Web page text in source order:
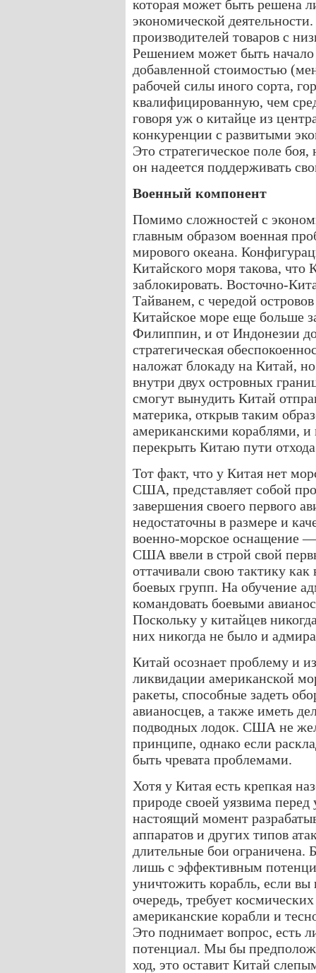
которая может быть решена
экономической
производителей товаров с
Решением может быть начало
добавленной стоимостью
рабочей силы иного сорта,
квалифицированную, чем
говоря уж о китайце из
конкуренции с развитыми
Это стратегическое поле
он надеется поддерживать
Военный компонент
Помимо сложностей с
главным образом военная
мирового океана.
Китайского моря такова, что
заблокировать. Восточно-
Тайванем, с чередой
Китайское море еще больше
Филиппин, и от Индонезии
стратегическая
наложат блокаду на Китай,
внутри двух островных
смогут вынудить Китай
материка, открыв таким
американскими кораблями,
перекрыть Китаю пути
Тот факт, что у Китая нет
США, представляет собой
завершения своего первого
недостаточны в размере и
военно-морское оснащение
США ввели в строй свой
оттачивали свою тактику
боевых групп. На обучение
командовать боевыми
Поскольку у китайцев
них никогда не было и
Китай осознает проблему и
ликвидации американской
ракеты, способные задеть
авианосцев, а также иметь
подводных лодок. США не
принципе, однако если
быть чревата проблемами.
Хотя у Китая есть крепкая
природе своей уязвима
настоящий момент
аппаратов и других типов
длительные бои ограничена.
лишь с эффективным
уничтожить корабль, если вы
очередь, требует
американские корабли и
Это поднимает вопрос, есть
потенциал. Мы бы
ход, это оставит Китай